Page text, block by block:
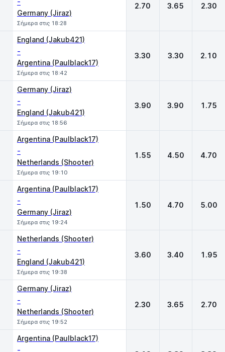
Germany (Jiraz)
Σήμερα στις 18:28
2.70 3.65 2.30
England (Jakub421)
-
Argentina (Paulblack17)
Σήμερα στις 18:42
3.30 3.30 2.10
Germany (Jiraz)
-
England (Jakub421)
Σήμερα στις 18:56
3.90 3.90 1.75
Argentina (Paulblack17)
-
Netherlands (Shooter)
Σήμερα στις 19:10
1.55 4.50 4.70
Argentina (Paulblack17)
-
Germany (Jiraz)
Σήμερα στις 19:24
1.50 4.70 5.00
Netherlands (Shooter)
-
England (Jakub421)
Σήμερα στις 19:38
3.60 3.40 1.95
Germany (Jiraz)
-
Netherlands (Shooter)
Σήμερα στις 19:52
2.30 3.65 2.70
Argentina (Paulblack17)
-